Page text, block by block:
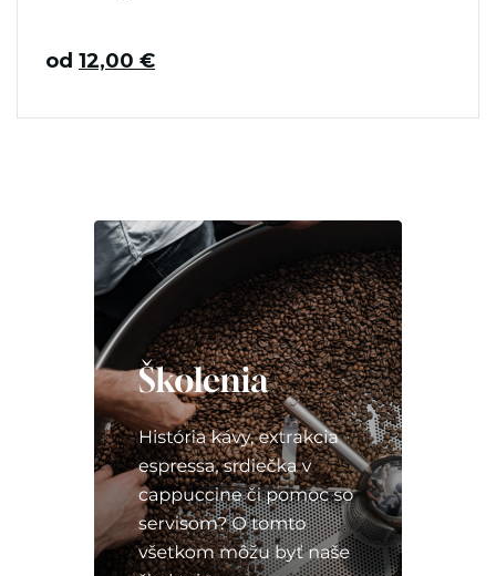
od 12,00 €